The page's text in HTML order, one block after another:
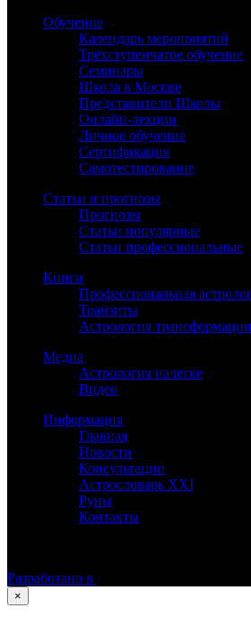
Обучение
Календарь мероприятий
Трёхступенчатое обучение
Семинары
Школа в Москве
Представители Школы
Онлайн-лекции
Личное обучение
Сертификация
Самотестирование
Статьи и прогнозы
Прогнозы
Статьи популярные
Статьи профессиональные
Книги
Профессиональная
Транзиты
Астрология
Медиа
Астрология налегке
Видео
Информация
Главная
Новости
Консультации
Астрословарь XXI
Руны
Контакты
Разработано в
×